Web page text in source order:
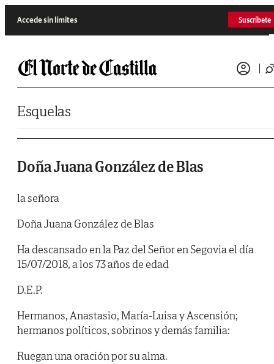
Accede sin límites Suscríbete
Esquelas
Doña Juana González de Blas
la señora
Doña Juana González de Blas
Ha descansado en la Paz del Señor en Segovia el día
15/07/2018, a los 73 años de edad
D.E.P.
Hermanos, Anastasio, María-Luisa y Ascensión;
hermanos políticos, sobrinos y demás familia:
Ruegan una oración por su alma.